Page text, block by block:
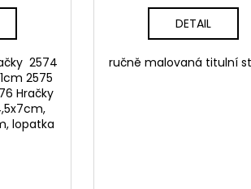
2574
2575
Hračky
lopatka
DETAIL
ručně malovaná titulní